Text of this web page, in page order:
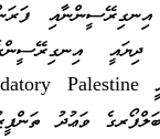
ދިޔައީ
ވަޢުދު